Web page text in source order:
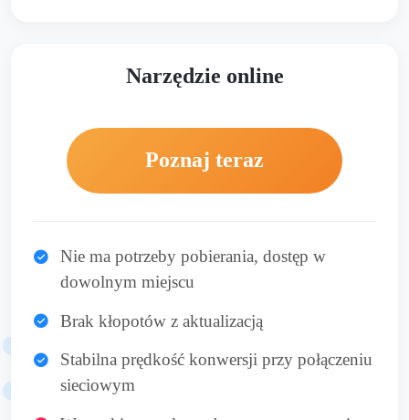
Narzędzie online
Poznaj teraz
Nie ma potrzeby pobierania, dostęp w
dowolnym miejscu
Brak kłopotów z aktualizacją
Stabilna prędkość konwersji przy połączeniu
sieciowym